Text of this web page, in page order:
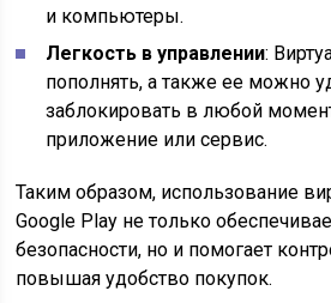
и компьютеры.
Легкость в управлении:
пополнять, а также ее можно
заблокировать в любой
приложение или сервис.
Таким образом, использование
Google Play не только
безопасности, но и помогает
повышая удобство покупок.